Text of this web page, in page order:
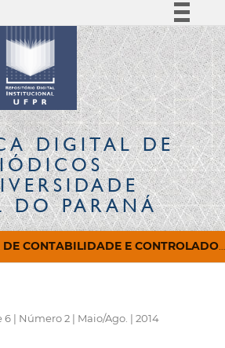
Simplifique!
Comunica BR
Participe
Acesso à informação
Legislação
Canais
DIGITALDE
DO PARANÁ
RC&C. REVISTA DE CONTABILIDADE E CONTROLADORIA
6 | Número 2 | Maio/Ago. | 2014